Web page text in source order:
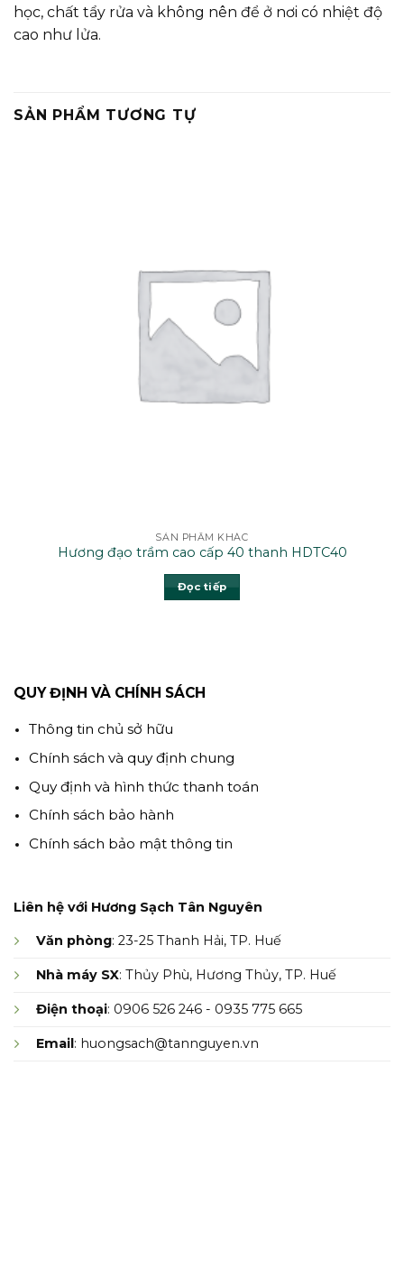
học, chất tẩy rửa và không nên để ở nơi có nhiệt độ
cao như lửa.
SẢN PHẨM TƯƠNG TỰ
SẢN PHẨM KHÁC
Hương đạo trầm cao cấp 40 thanh HDTC40
Đọc tiếp
QUY ĐỊNH VÀ CHÍNH SÁCH
Thông tin chủ sở hữu
Chính sách và quy định chung
Quy định và hình thức thanh toán
Chính sách bảo hành
Chính sách bảo mật thông tin
Liên hệ với Hương Sạch Tân Nguyên
Văn phòng: 23-25 Thanh Hải, TP. Huế
Nhà máy SX: Thủy Phù, Hương Thủy, TP. Huế
Điện thoại: 0906 526 246 - 0935 775 665
Email: huongsach@tannguyen.vn